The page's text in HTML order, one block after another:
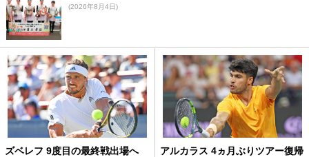
(2026年8月4日)
ズベレフ 9度目の最終戦出場へ アルカラス 4ヵ月ぶりツアー復帰